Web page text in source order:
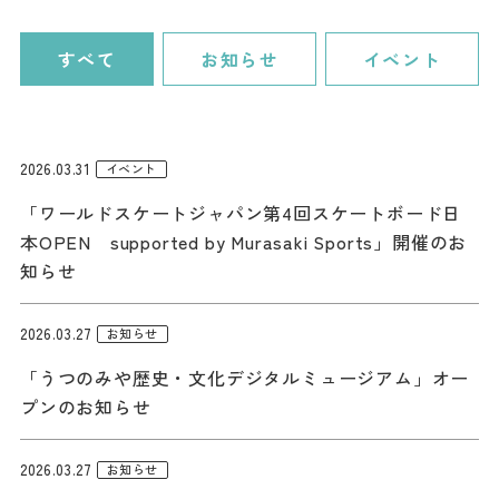
すべて お知らせ イベント
「ワールドスケートジャパン第4回スケートボード日
本OPEN supported by Murasaki Sports」開催のお
知らせ
2026.03.31 イベント
「うつのみや歴史・文化デジタルミュージアム」オー
プンのお知らせ
2026.03.27 お知らせ
2026.03.27 お知らせ
宿泊
はじめての宇都宮
宇都宮市民ライター
記事
市民がおすすめ！餃
お得なチケット
撮影支援・